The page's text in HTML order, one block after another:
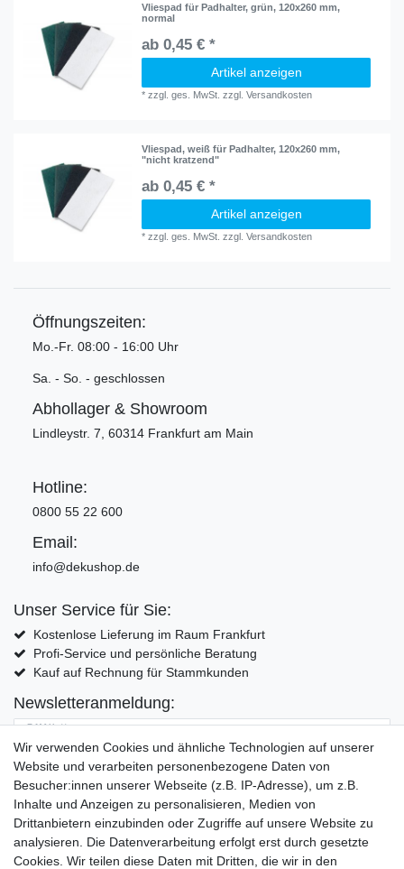
Vliespad für Padhalter, grün, 120x260 mm,
normal
ab 0,45 € *
Artikel anzeigen
*zzgl. ges. MwSt. zzgl.Versandkosten
Vliespad, weiß für Padhalter, 120x260 mm,
"nicht kratzend"
ab 0,45 € *
Artikel anzeigen
*zzgl. ges. MwSt. zzgl.Versandkosten
Öffnungszeiten:
Mo.-Fr. 08:00 - 16:00 Uhr
Sa. - So. - geschlossen
Abhollager & Showroom
Lindleystr. 7, 60314 Frankfurt am Main
Hotline:
0800 55 22 600
Email:
info@dekushop.de
Unser Service für Sie:
Kostenlose Lieferung im Raum Frankfurt
Profi-Service und persönliche Beratung
Kauf auf Rechnung für Stammkunden
Newsletteranmeldung:
E-MAIL **
Hiermit bestätige ich, dass ich die Daten­schutz­erklärung
Einwilligung kann ich jederzeit widerrufen.**
Abonnieren
** Hierbei handelt es sich um ein Pflichtfeld.
Wir verwenden Cookies und ähnliche Technologien auf unserer
Website und verarbeiten personenbezogene Daten von
Besucher:innen unserer Webseite (z.B. IP-Adresse), um z.B.
Inhalte und Anzeigen zu personalisieren, Medien von
Drittanbietern einzubinden oder Zugriffe auf unsere Website zu
analysieren. Die Datenverarbeitung erfolgt erst durch gesetzte
Cookies. Wir teilen diese Daten mit Dritten, die wir in den